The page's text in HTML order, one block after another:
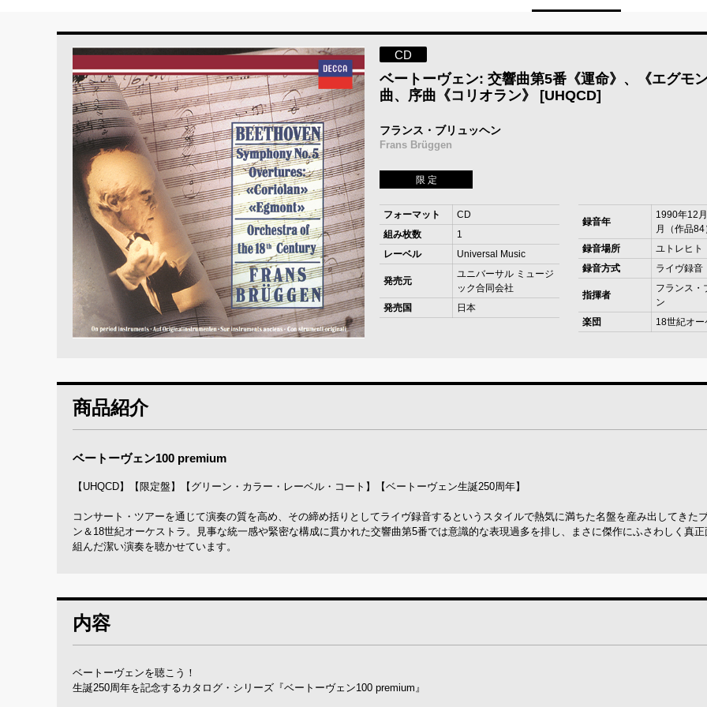
CD
ベートーヴェン: 交響曲第5番《運命》、《エグモ
曲、序曲《コリオラン》 [UHQCD]
フランス・ブリュッヘン
Frans Brüggen
限 定
フォーマット
CD
組み枚数
1
レーベル
Universal Music
発売元
ユニバーサル ミュージ
ック合同会社
発売国
日本
録音年
1990年12
月（作品84
録音場所
ユトレヒト
録音方式
ライヴ録音
指揮者
フランス・
ン
楽団
18世紀オー
商品紹介
ベートーヴェン100 premium
【UHQCD】【限定盤】【グリーン・カラー・レーベル・コート】【ベートーヴェン生誕250周年】
コンサート・ツアーを通じて演奏の質を高め、その締め括りとしてライヴ録音するというスタイルで熱気に満ちた名盤を産み出してきた
ン＆18世紀オーケストラ。見事な統一感や緊密な構成に貫かれた交響曲第5番では意識的な表現過多を排し、まさに傑作にふさわしく真正
組んだ潔い演奏を聴かせています。
内容
ベートーヴェンを聴こう！
生誕250周年を記念するカタログ・シリーズ『ベートーヴェン100 premium』